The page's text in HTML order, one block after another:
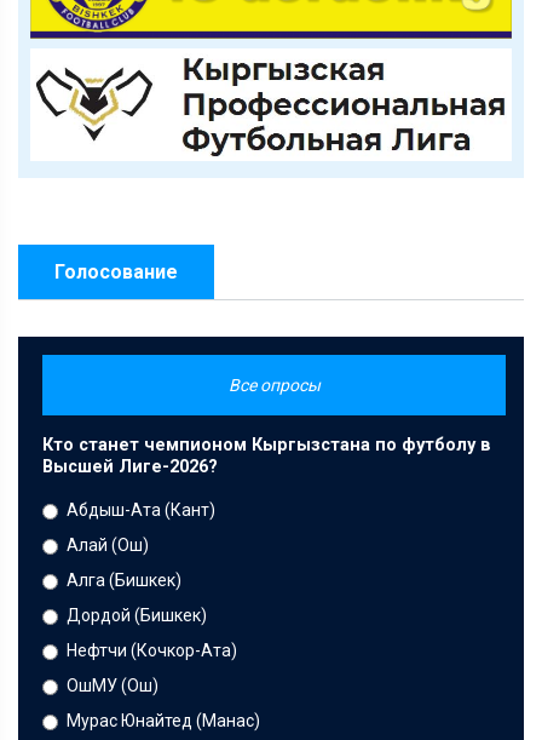
Голосование
Все опросы
Кто станет чемпионом Кыргызстана по футболу в
Высшей Лиге-2026?
Абдыш-Ата (Кант)
Алай (Ош)
Алга (Бишкек)
Дордой (Бишкек)
Нефтчи (Кочкор-Ата)
ОшМУ (Ош)
Мурас Юнайтед (Манас)